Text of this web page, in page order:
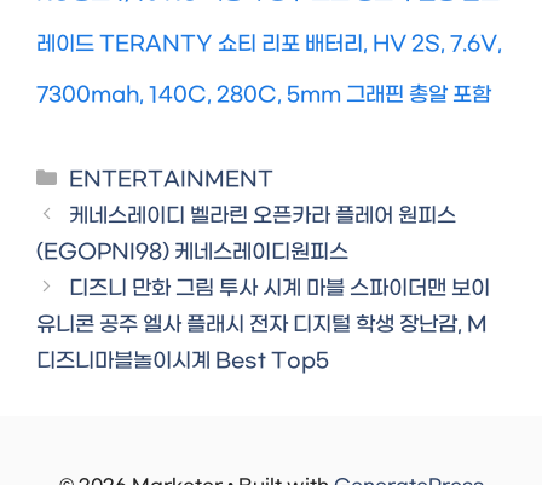
레이드 TERANTY 쇼티 리포 배터리, HV 2S, 7.6V,
7300mah, 140C, 280C, 5mm 그래핀 총알 포함
Categories
ENTERTAINMENT
케네스레이디 벨라린 오픈카라 플레어 원피스
(EGOPNI98) 케네스레이디원피스
디즈니 만화 그림 투사 시계 마블 스파이더맨 보이
유니콘 공주 엘사 플래시 전자 디지털 학생 장난감, M
디즈니마블놀이시계 Best Top5